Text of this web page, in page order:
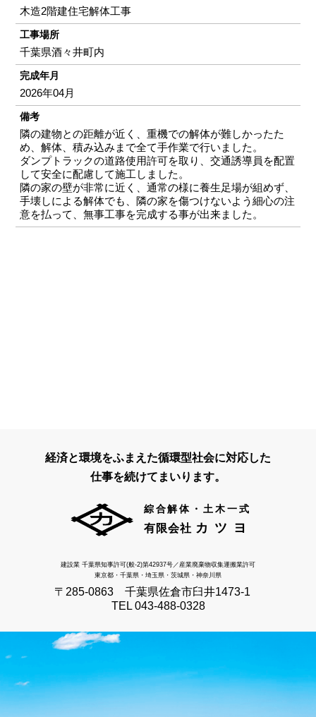
木造2階建住宅解体工事
工事場所
千葉県酒々井町内
完成年月
2026年04月
備考
隣の建物との距離が近く、重機での解体が難しかったた
め、解体、積み込みまで全て手作業で行いました。
ダンプトラックの道路使用許可を取り、交通誘導員を配置
して安全に配慮して施工しました。
隣の家の壁が非常に近く、通常の様に養生足場が組めず、
手壊しによる解体でも、隣の家を傷つけないよう細心の注
意を払って、無事工事を完成する事が出来ました。
経済と環境をふまえた循環型社会に対応した
仕事を続けてまいります。
綜合解体・土木一式
有限会社 カツヨ
建設業 千葉県知事許可(般-2)第42937号／ 産業廃棄物収集運搬業許可
東京都・千葉県・埼玉県・茨城県・神奈川県
〒285-0863 千葉県佐倉市臼井1473-1
TEL 043-488-0328